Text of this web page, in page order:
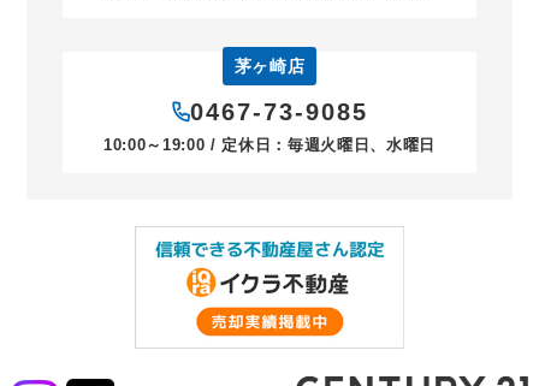
茅ヶ崎店
0467-73-9085
10:00～19:00 / 定休日：毎週火曜日、水曜日